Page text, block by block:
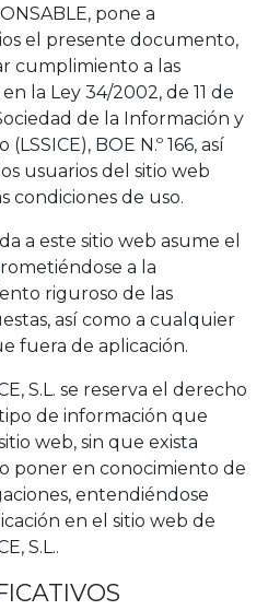
pone a
el presente documento,
cumplimiento a las
la Ley 34/2002, de 11 de
de la Información y
BOE N.º 166, así
usuarios del sitio web
condiciones de uso.
a este sitio web asume el
a la
riguroso de las
así como a cualquier
fuera de aplicación.
S.L. se reserva el derecho
de información que
web, sin que exista
poner en conocimiento de
entendiéndose
en el sitio web de
S.L..